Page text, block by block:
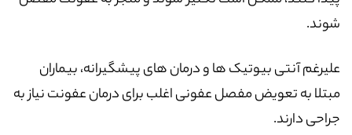
شوند.
علیرغم آنتی بیوتیک ها و درمان های پیشگیرانه، بیماران
مبتلا به تعویض مفصل عفونی اغلب برای درمان عفونت نیاز به
جراحی دارند.